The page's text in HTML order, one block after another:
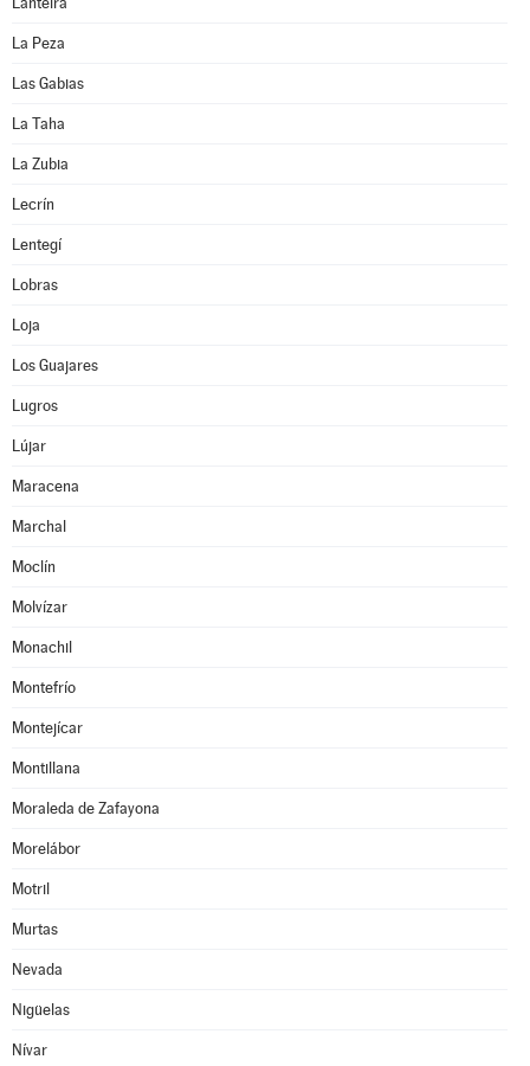
La Peza
Las Gabias
La Taha
La Zubia
Lecrín
Lentegí
Lobras
Loja
Los Guajares
Lugros
Lújar
Maracena
Marchal
Moclín
Molvízar
Monachil
Montefrío
Montejícar
Montillana
Moraleda de Zafayona
Morelábor
Motril
Murtas
Nevada
Nigüelas
Nívar